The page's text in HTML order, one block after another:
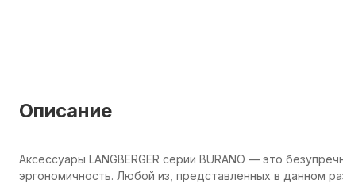
Описание
Аксессуары LANGBERGER серии BURANO — это
эргономичность. Любой из, представленных в данном